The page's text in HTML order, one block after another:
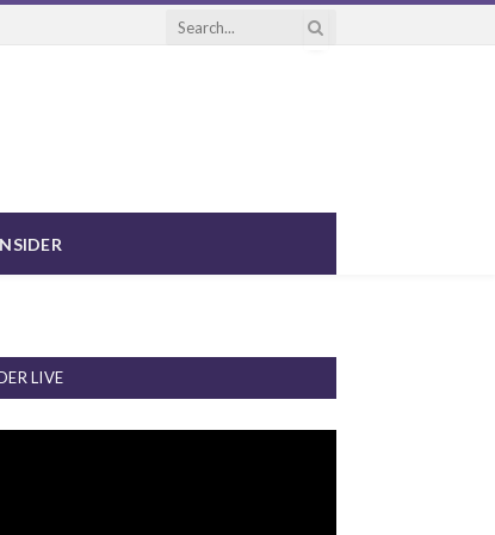
LIVE